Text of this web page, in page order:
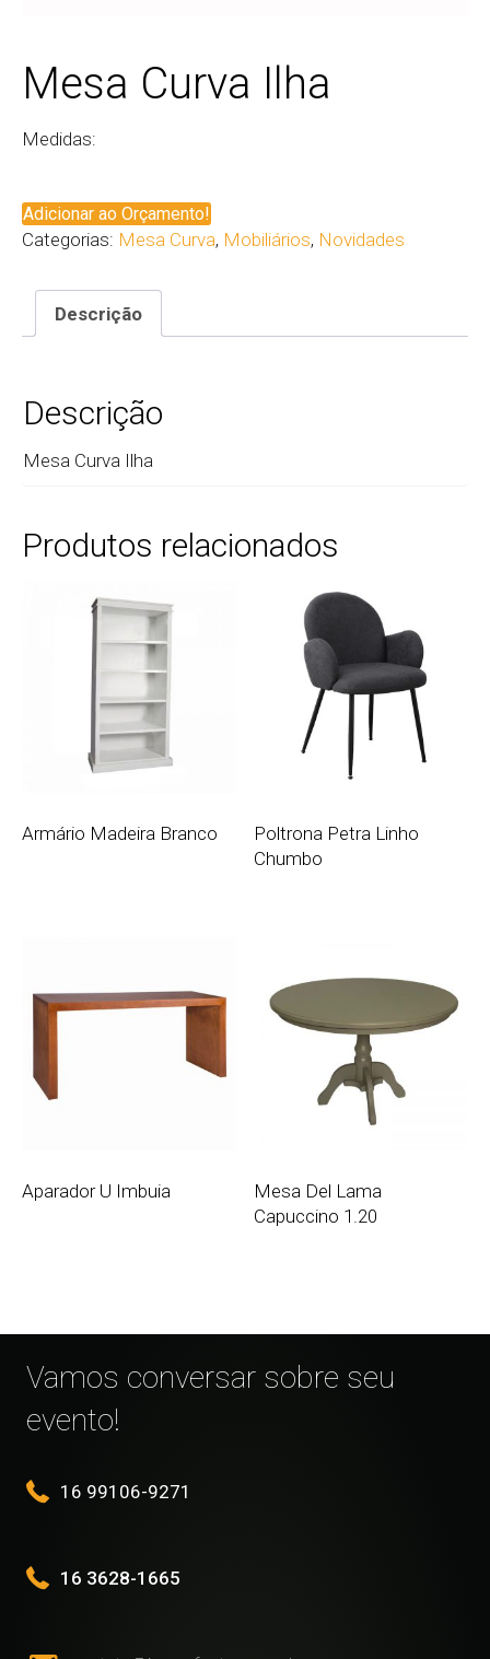
Mesa Curva Ilha
Medidas:
Adicionar ao Orçamento!
Categorias: Mesa Curva, Mobiliários, Novidades
Descrição
Descrição
Mesa Curva Ilha
Produtos relacionados
Armário Madeira Branco
Poltrona Petra Linho
Chumbo
Aparador U Imbuia
Mesa Del Lama
Capuccino 1.20
Vamos conversar sobre seu
evento!
16 99106-9271
16 3628-1665